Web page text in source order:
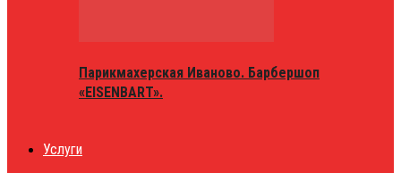
Парикмахерская Иваново. Барбершоп
«EISENBART».
Услуги